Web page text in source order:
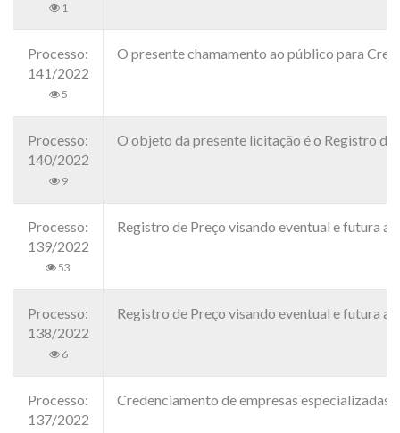
1
Processo:
141/2022
5
O presente chamamento ao público para
Processo:
140/2022
9
O objeto da presente licitação é o Registro
Processo:
139/2022
53
Registro de Preço visando eventual e futura
Processo:
138/2022
6
Registro de Preço visando eventual e futura
Processo:
137/2022
Credenciamento de empresas